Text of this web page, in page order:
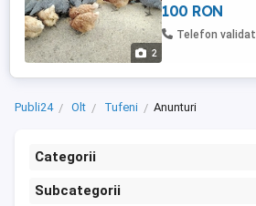
2
100 RON
Telefon validat
Publi24 Olt Tufeni Anunturi
Categorii
Subcategorii